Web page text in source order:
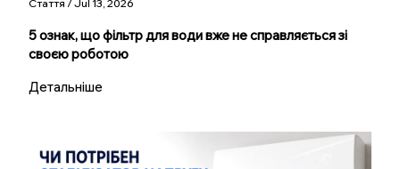
Стаття / Jul 13, 2026
5 ознак, що фільтр для води вже не справляється зі
своєю роботою
Детальніше